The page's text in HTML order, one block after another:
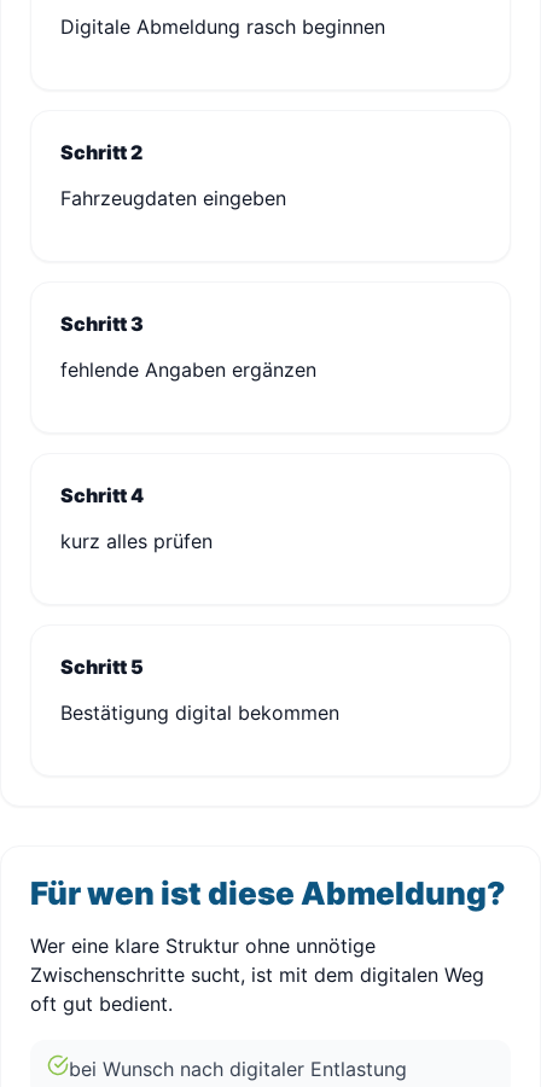
Digitale Abmeldung rasch beginnen
Schritt 2
Fahrzeugdaten eingeben
Schritt 3
fehlende Angaben ergänzen
Schritt 4
kurz alles prüfen
Schritt 5
Bestätigung digital bekommen
Für wen ist diese Abmeldung?
Wer eine klare Struktur ohne unnötige
Zwischenschritte sucht, ist mit dem digitalen Weg
oft gut bedient.
bei Wunsch nach digitaler Entlastung